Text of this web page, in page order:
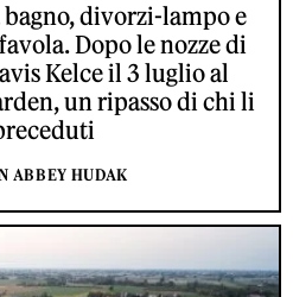
divorzi-lampo e
Dopo le nozze di
Kelce il 3 luglio al
un ripasso di chi li
ABBEY HUDAK